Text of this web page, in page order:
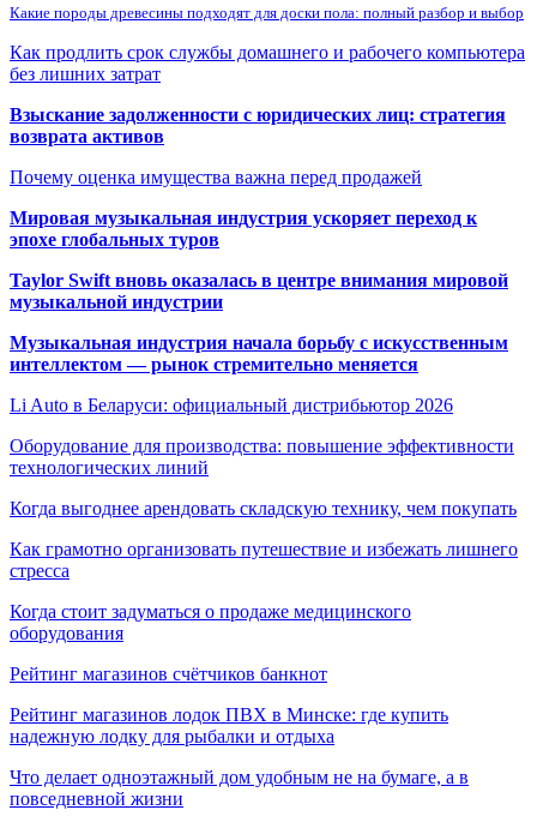
Какие породы древесины подходят для доски пола: полный разбор и выбор
Как продлить срок службы домашнего и рабочего компьютера
без лишних затрат
Взыскание задолженности с юридических лиц: стратегия
возврата активов
Почему оценка имущества важна перед продажей
Мировая музыкальная индустрия ускоряет переход к
эпохе глобальных туров
Taylor Swift вновь оказалась в центре внимания мировой
музыкальной индустрии
Музыкальная индустрия начала борьбу с искусственным
интеллектом — рынок стремительно меняется
Li Auto в Беларуси: официальный дистрибьютор 2026
Оборудование для производства: повышение эффективности
технологических линий
Когда выгоднее арендовать складскую технику, чем покупать
Как грамотно организовать путешествие и избежать лишнего
стресса
Когда стоит задуматься о продаже медицинского
оборудования
Рейтинг магазинов счётчиков банкнот
Рейтинг магазинов лодок ПВХ в Минске: где купить
надежную лодку для рыбалки и отдыха
Что делает одноэтажный дом удобным не на бумаге, а в
повседневной жизни